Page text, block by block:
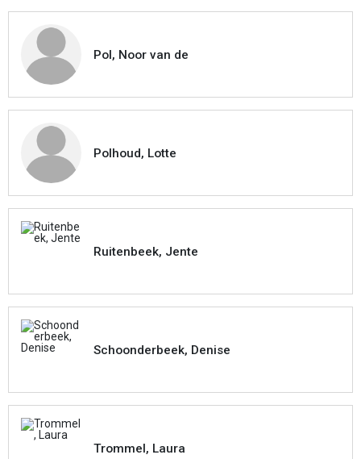
Pol, Noor van de
Polhoud, Lotte
Ruitenbeek, Jente
Schoonderbeek, Denise
Trommel, Laura